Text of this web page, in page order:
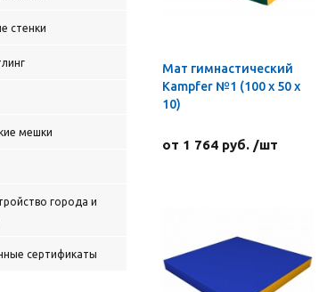
стенки
мешки
города и
сертификаты
Мат гимнастический
Kampfer №1 (100 х 50 х
10)
от 1 764 руб. /шт